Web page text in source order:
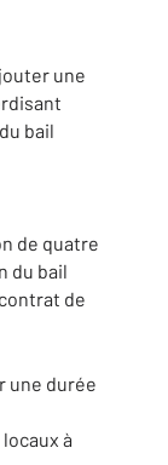
une
bail
de quatre
du bail
de
une durée
à